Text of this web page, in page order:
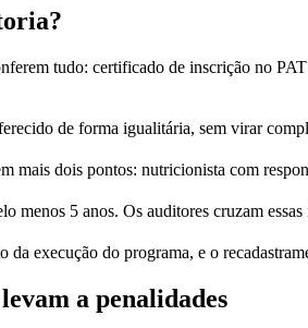
tudo: certificado de inscrição no
de forma igualitária, sem virar
mais dois pontos: nutricionista com
menos 5 anos. Os auditores cruzam
execução do programa, e o
a penalidades